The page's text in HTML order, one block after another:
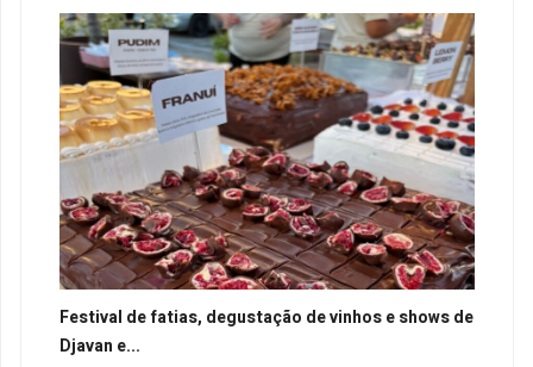
Festival de fatias, degustação de vinhos e shows de
Djavan e...